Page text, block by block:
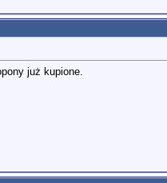
już kupione.